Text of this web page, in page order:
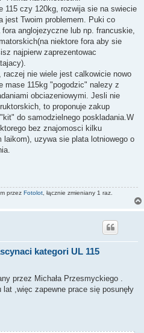
115 czy 120kg, rozwija sie na swiecie
jest Twoim problemem. Puki co
anglojezyczne lub np. francuskie,
niektore fora aby sie
najpierw zaprezentowac
nie wiele jest calkowicie nowo
mase 115kg "pogodzic" nalezy z
obciazeniowymi. Jesli nie
to proponuje zakup
do samodzielnego poskladania.W
bez znajomosci kilku
uzywa sie plata lotniowego o
przez Fotolot , łącznie zmieniany 1 raz.
kategori UL 115
przez Michała Przesmyckiego .
,więc zapewne prace się posunęły